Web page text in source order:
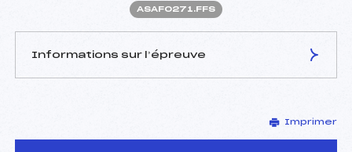
ASAF0271.FFS
Informations sur l’épreuve
BRANCAZ FERNAND (SA)
Arbitre :
REMANDET ROBERT (SA)
Imprimer